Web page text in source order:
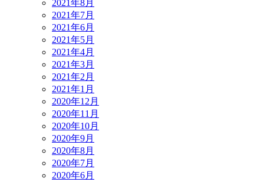
2021年8月
2021年7月
2021年6月
2021年5月
2021年4月
2021年3月
2021年2月
2021年1月
2020年12月
2020年11月
2020年10月
2020年9月
2020年8月
2020年7月
2020年6月